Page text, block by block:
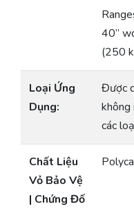
40”
(250
Loại Ứng
Dụng:
Được
không
các
Chất Liệu
Vỏ Bảo Vệ
| Chứng Đố